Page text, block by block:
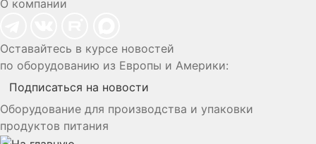
О компании
Оставайтесь в курсе новостей
по оборудованию из Европы и Америки:
Подписаться на новости
Оборудование для производства и упаковки
продуктов питания